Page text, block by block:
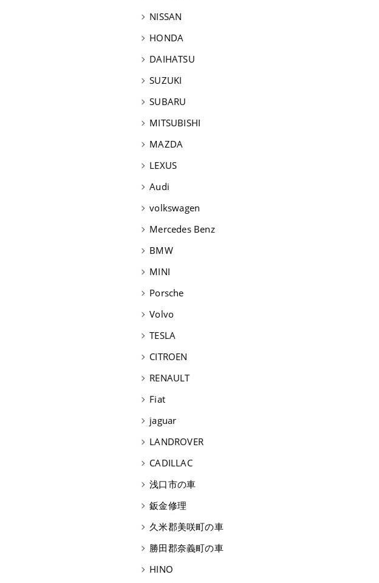
NISSAN
HONDA
DAIHATSU
SUZUKI
SUBARU
MITSUBISHI
MAZDA
LEXUS
Audi
volkswagen
Mercedes Benz
BMW
MINI
Porsche
Volvo
TESLA
CITROEN
RENAULT
Fiat
jaguar
LANDROVER
CADILLAC
浅口市の車
鈑金修理
久米郡美咲町の車
勝田郡奈義町の車
HINO